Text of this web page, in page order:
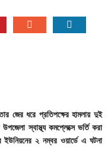
জেরধরে প্রতিপক্ষেরহামলায়দুই
স্বাস্থ্য কমপ্লেক্সে ভর্তি করা
২ নম্বর ওয়ার্ডে এ ঘটনা